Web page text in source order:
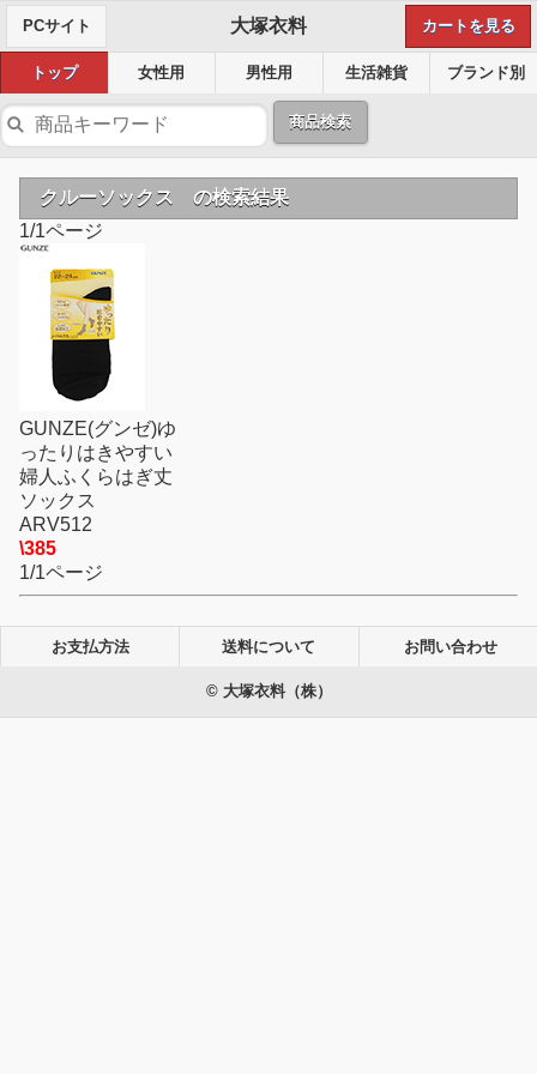
PCサイト 大塚衣料 カートを見る
トップ 女性用 男性用 生活雑貨 ブランド別
商品検索
クルーソックス の検索結果
1/1ページ
GUNZE(グンゼ)ゆ
ったりはきやすい
婦人ふくらはぎ丈
ソックス
ARV512
\385
1/1ページ
お支払方法 送料について お問い合わせ
© 大塚衣料（株）